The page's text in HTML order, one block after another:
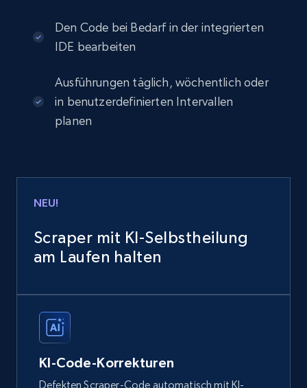
Den Code bei Bedarf in der integrierten
IDE bearbeiten
Ausführungen täglich, wöchentlich oder
in benutzerdefinierten Intervallen
planen
NEU!
Scraper mit KI-Selbstheilung
am Laufen halten
KI-Code-Korrekturen
Defekten Scraper-Code automatisch mit KI-